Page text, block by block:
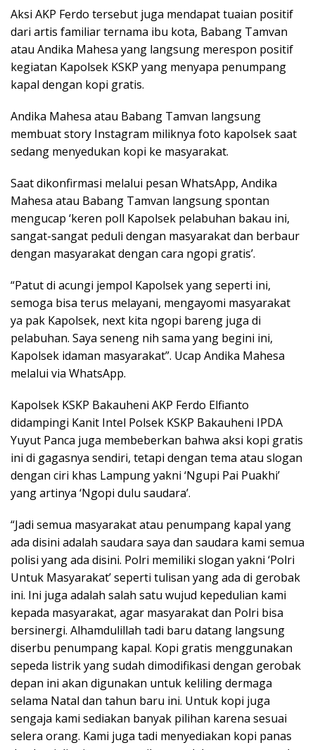
Aksi AKP Ferdo tersebut juga mendapat tuaian positif
dari artis familiar ternama ibu kota, Babang Tamvan
atau Andika Mahesa yang langsung merespon positif
kegiatan Kapolsek KSKP yang menyapa penumpang
kapal dengan kopi gratis.
Andika Mahesa atau Babang Tamvan langsung
membuat story Instagram miliknya foto kapolsek saat
sedang menyedukan kopi ke masyarakat.
Saat dikonfirmasi melalui pesan WhatsApp, Andika
Mahesa atau Babang Tamvan langsung spontan
mengucap ‘keren poll Kapolsek pelabuhan bakau ini,
sangat-sangat peduli dengan masyarakat dan berbaur
dengan masyarakat dengan cara ngopi gratis’.
“Patut di acungi jempol Kapolsek yang seperti ini,
semoga bisa terus melayani, mengayomi masyarakat
ya pak Kapolsek, next kita ngopi bareng juga di
pelabuhan. Saya seneng nih sama yang begini ini,
Kapolsek idaman masyarakat”. Ucap Andika Mahesa
melalui via WhatsApp.
Kapolsek KSKP Bakauheni AKP Ferdo Elfianto
didampingi Kanit Intel Polsek KSKP Bakauheni IPDA
Yuyut Panca juga membeberkan bahwa aksi kopi gratis
ini di gagasnya sendiri, tetapi dengan tema atau slogan
dengan ciri khas Lampung yakni ‘Ngupi Pai Puakhi’
yang artinya ‘Ngopi dulu saudara’.
“Jadi semua masyarakat atau penumpang kapal yang
ada disini adalah saudara saya dan saudara kami semua
polisi yang ada disini. Polri memiliki slogan yakni ‘Polri
Untuk Masyarakat’ seperti tulisan yang ada di gerobak
ini. Ini juga adalah salah satu wujud kepedulian kami
kepada masyarakat, agar masyarakat dan Polri bisa
bersinergi. Alhamdulillah tadi baru datang langsung
diserbu penumpang kapal. Kopi gratis menggunakan
sepeda listrik yang sudah dimodifikasi dengan gerobak
depan ini akan digunakan untuk keliling dermaga
selama Natal dan tahun baru ini. Untuk kopi juga
sengaja kami sediakan banyak pilihan karena sesuai
selera orang. Kami juga tadi menyediakan kopi panas